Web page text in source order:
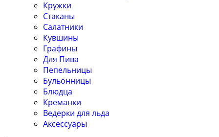
Кружки
Стаканы
Салатники
Кувшины
Графины
Для Пива
Пепельницы
Бульонницы
Блюдца
Креманки
Ведерки для льда
Аксессуары